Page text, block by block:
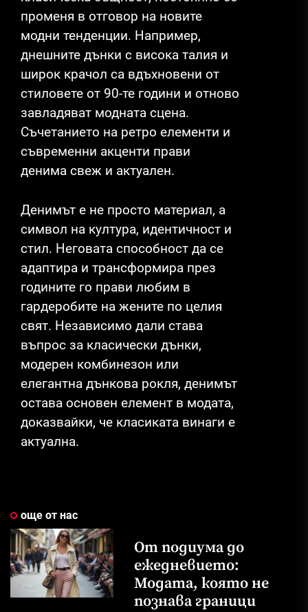
променя в отговор на новите
модни тенденции. Например,
днешните дънки с висока талия и
широк крачол са вдъхновени от
стиловете от 90-те години и отново
завладяват модната сцена.
Съчетанието на ретро елементи и
съвременни акценти прави
денима свеж и актуален.
Денимът е не просто материал, а
символ на култура, идентичност и
стил. Неговата способност да се
адаптира и трансформира през
годините го прави любим в
гардеробите на жените по целия
свят. Независимо дали става
въпрос за класически дънки,
модерен комбинезон или
елегантна дънкова рокля, денимът
остава основен елемент в модата,
доказвайки, че класиката винаги е
актуална.
още от нас
От подиума до
ежедневието:
Модата, която не
познава граници